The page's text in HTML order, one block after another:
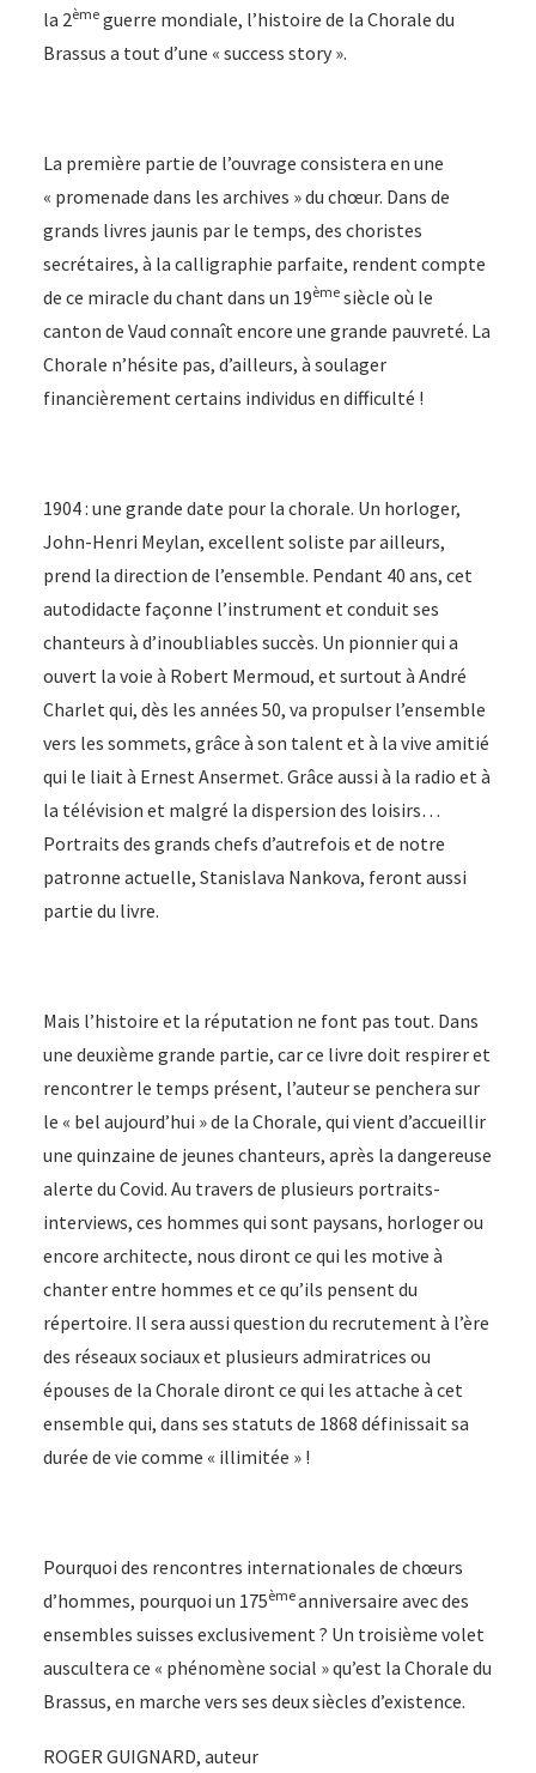
la 2ème guerre mondiale, l’histoire de la Chorale du
Brassus a tout d’une « success story ».
La première partie de l’ouvrage consistera en une
« promenade dans les archives » du chœur. Dans de
grands livres jaunis par le temps, des choristes
secrétaires, à la calligraphie parfaite, rendent compte
de ce miracle du chant dans un 19ème siècle où le
canton de Vaud connaît encore une grande pauvreté. La
Chorale n’hésite pas, d’ailleurs, à soulager
financièrement certains individus en difficulté !
1904 : une grande date pour la chorale. Un horloger,
John-Henri Meylan, excellent soliste par ailleurs,
prend la direction de l’ensemble. Pendant 40 ans, cet
autodidacte façonne l’instrument et conduit ses
chanteurs à d’inoubliables succès. Un pionnier qui a
ouvert la voie à Robert Mermoud, et surtout à André
Charlet qui, dès les années 50, va propulser l’ensemble
vers les sommets, grâce à son talent et à la vive amitié
qui le liait à Ernest Ansermet. Grâce aussi à la radio et à
la télévision et malgré la dispersion des loisirs…
Portraits des grands chefs d’autrefois et de notre
patronne actuelle, Stanislava Nankova, feront aussi
partie du livre.
Mais l’histoire et la réputation ne font pas tout. Dans
une deuxième grande partie, car ce livre doit respirer et
rencontrer le temps présent, l’auteur se penchera sur
le « bel aujourd’hui » de la Chorale, qui vient d’accueillir
une quinzaine de jeunes chanteurs, après la dangereuse
alerte du Covid. Au travers de plusieurs portraits-
interviews, ces hommes qui sont paysans, horloger ou
encore architecte, nous diront ce qui les motive à
chanter entre hommes et ce qu’ils pensent du
répertoire. Il sera aussi question du recrutement à l’ère
des réseaux sociaux et plusieurs admiratrices ou
épouses de la Chorale diront ce qui les attache à cet
ensemble qui, dans ses statuts de 1868 définissait sa
durée de vie comme « illimitée » !
Pourquoi des rencontres internationales de chœurs
d’hommes, pourquoi un 175èmeanniversaire avec des
ensembles suisses exclusivement ? Un troisième volet
auscultera ce « phénomène social » qu’est la Chorale du
Brassus, en marche vers ses deux siècles d’existence.
ROGER GUIGNARD, auteur